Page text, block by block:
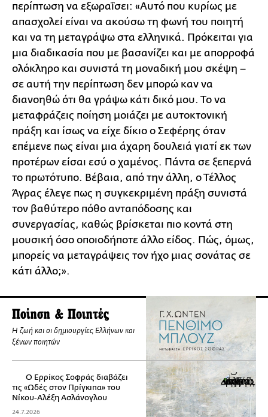
περίπτωση να εξωραΐσει: «Αυτό που κυρίως με
απασχολεί είναι να ακούσω τη φωνή του ποιητή
και να τη μεταγράψω στα ελληνικά. Πρόκειται για
μια διαδικασία που με βασανίζει και με απορροφά
ολόκληρο και συνιστά τη μοναδική μου σκέψη –
σε αυτή την περίπτωση δεν μπορώ καν να
διανοηθώ ότι θα γράψω κάτι δικό μου. Το να
μεταφράζεις ποίηση μοιάζει με αυτοκτονική
πράξη και ίσως να είχε δίκιο ο Σεφέρης όταν
επέμενε πως είναι μια άχαρη δουλειά γιατί εκ των
προτέρων είσαι εσύ ο χαμένος. Πάντα σε ξεπερνά
το πρωτότυπο. Βέβαια, από την άλλη, ο Τέλλος
Άγρας έλεγε πως η συγκεκριμένη πράξη συνιστά
τον βαθύτερο πόθο ανταπόδοσης και
συνεργασίας, καθώς βρίσκεται πιο κοντά στη
μουσική όσο οποιοδήποτε άλλο είδος. Πώς, όμως,
μπορείς να μεταγράψεις τον ήχο μιας σονάτας σε
κάτι άλλο;».
Ποίηση & Ποιητές
Η ζωή και οι δημιουργίες Ελλήνων και
ξένων ποιητών
Ο Ερρίκος Σοφράς διαβάζει
τις «Ωδές στον Πρίγκιπα» του
Νίκoυ-Αλέξη Ασλάνογλου
24.7.2026